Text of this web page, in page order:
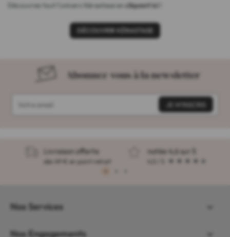
Découvrez tout l'univers Kérastase en cliquant ici
DÉCOUVRIR KÉRASTASE
Abonnez-vous à la newsletter
Livraison offerte
dès 49 € en point retrait
notée 4,6 sur 5
Nos Services
Nos Engagements